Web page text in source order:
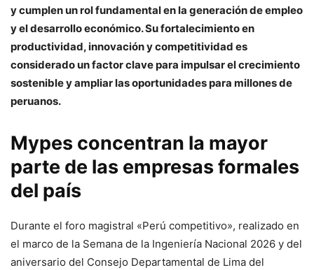
y cumplen un rol fundamental en la generación de empleo
y el desarrollo económico. Su fortalecimiento en
productividad, innovación y competitividad es
considerado un factor clave para impulsar el crecimiento
sostenible y ampliar las oportunidades para millones de
peruanos.
Mypes concentran la mayor
parte de las empresas formales
del país
Durante el foro magistral «Perú competitivo», realizado en
el marco de la Semana de la Ingeniería Nacional 2026 y del
aniversario del Consejo Departamental de Lima del